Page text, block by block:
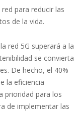
para reducir las
de la vida.
red 5G superará a la
se convierta
De hecho, el 40%
la eficiencia
prioridad para los
de implementar las